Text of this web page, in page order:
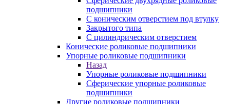
подшипники
С коническим отверстием под втулку
Закрытого типа
С цилиндрическим отверстием
Конические роликовые подшипники
Упорные роликовые подшипники
Назад
Упорные роликовые подшипники
Сферические упорные роликовые
подшипники
Другие роликовые подшипники